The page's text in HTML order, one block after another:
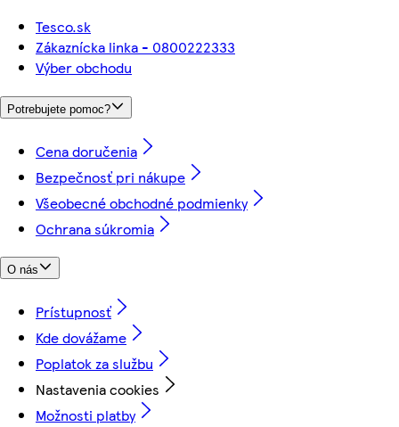
Tesco.sk
Zákaznícka linka - 0800222333
Výber obchodu
Potrebujete pomoc?
Cena doručenia
Bezpečnosť pri nákupe
Všeobecné obchodné podmienky
Ochrana súkromia
O nás
Prístupnosť
Kde dovážame
Poplatok za službu
Nastavenia cookies
Možnosti platby